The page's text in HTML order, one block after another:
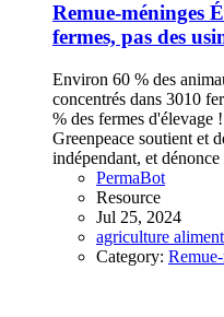
Remue-méninges
fermes, pas des
Environ 60 % des
concentrés dans 3010
% des fermes d'élevage
Greenpeace soutient et
indépendant, et
PermaBot
Resource
Jul 25, 2024
agriculture
Category: